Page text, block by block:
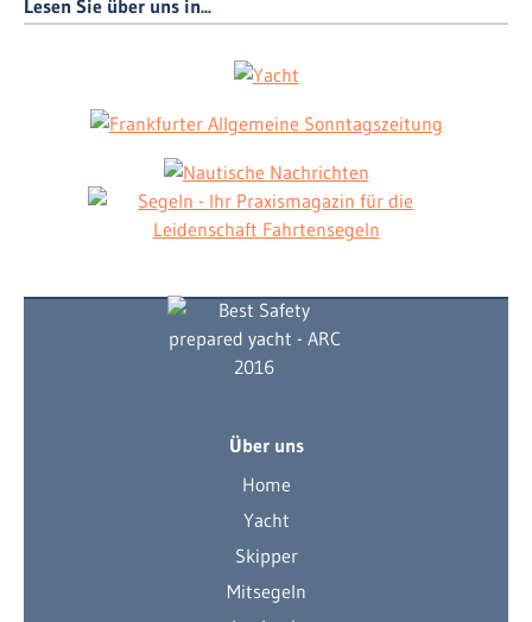
Lesen Sie über uns in...
Über uns
Home
Yacht
Skipper
Mitsegeln